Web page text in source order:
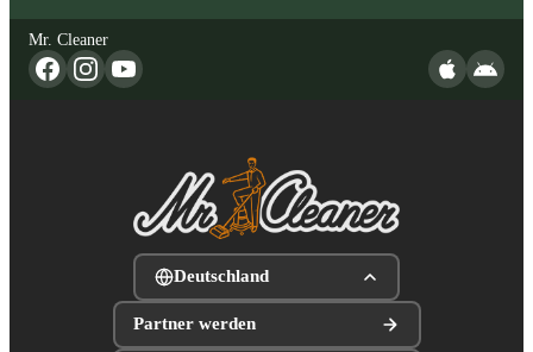
Mr. Cleaner
Deutschland
Partner werden